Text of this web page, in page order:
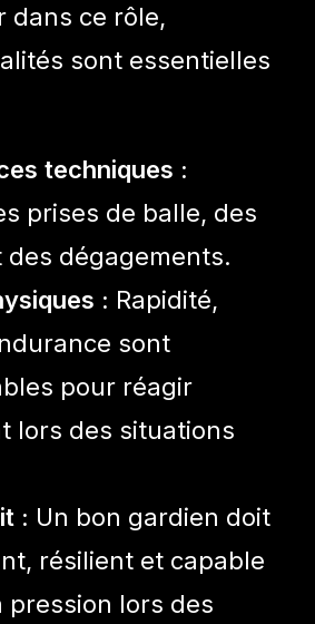
dans ce rôle,
sont essentielles
techniques :
prises de balle, des
des dégagements.
: Rapidité,
sont
pour réagir
lors des situations
: Un bon gardien doit
résilient et capable
pression lors des